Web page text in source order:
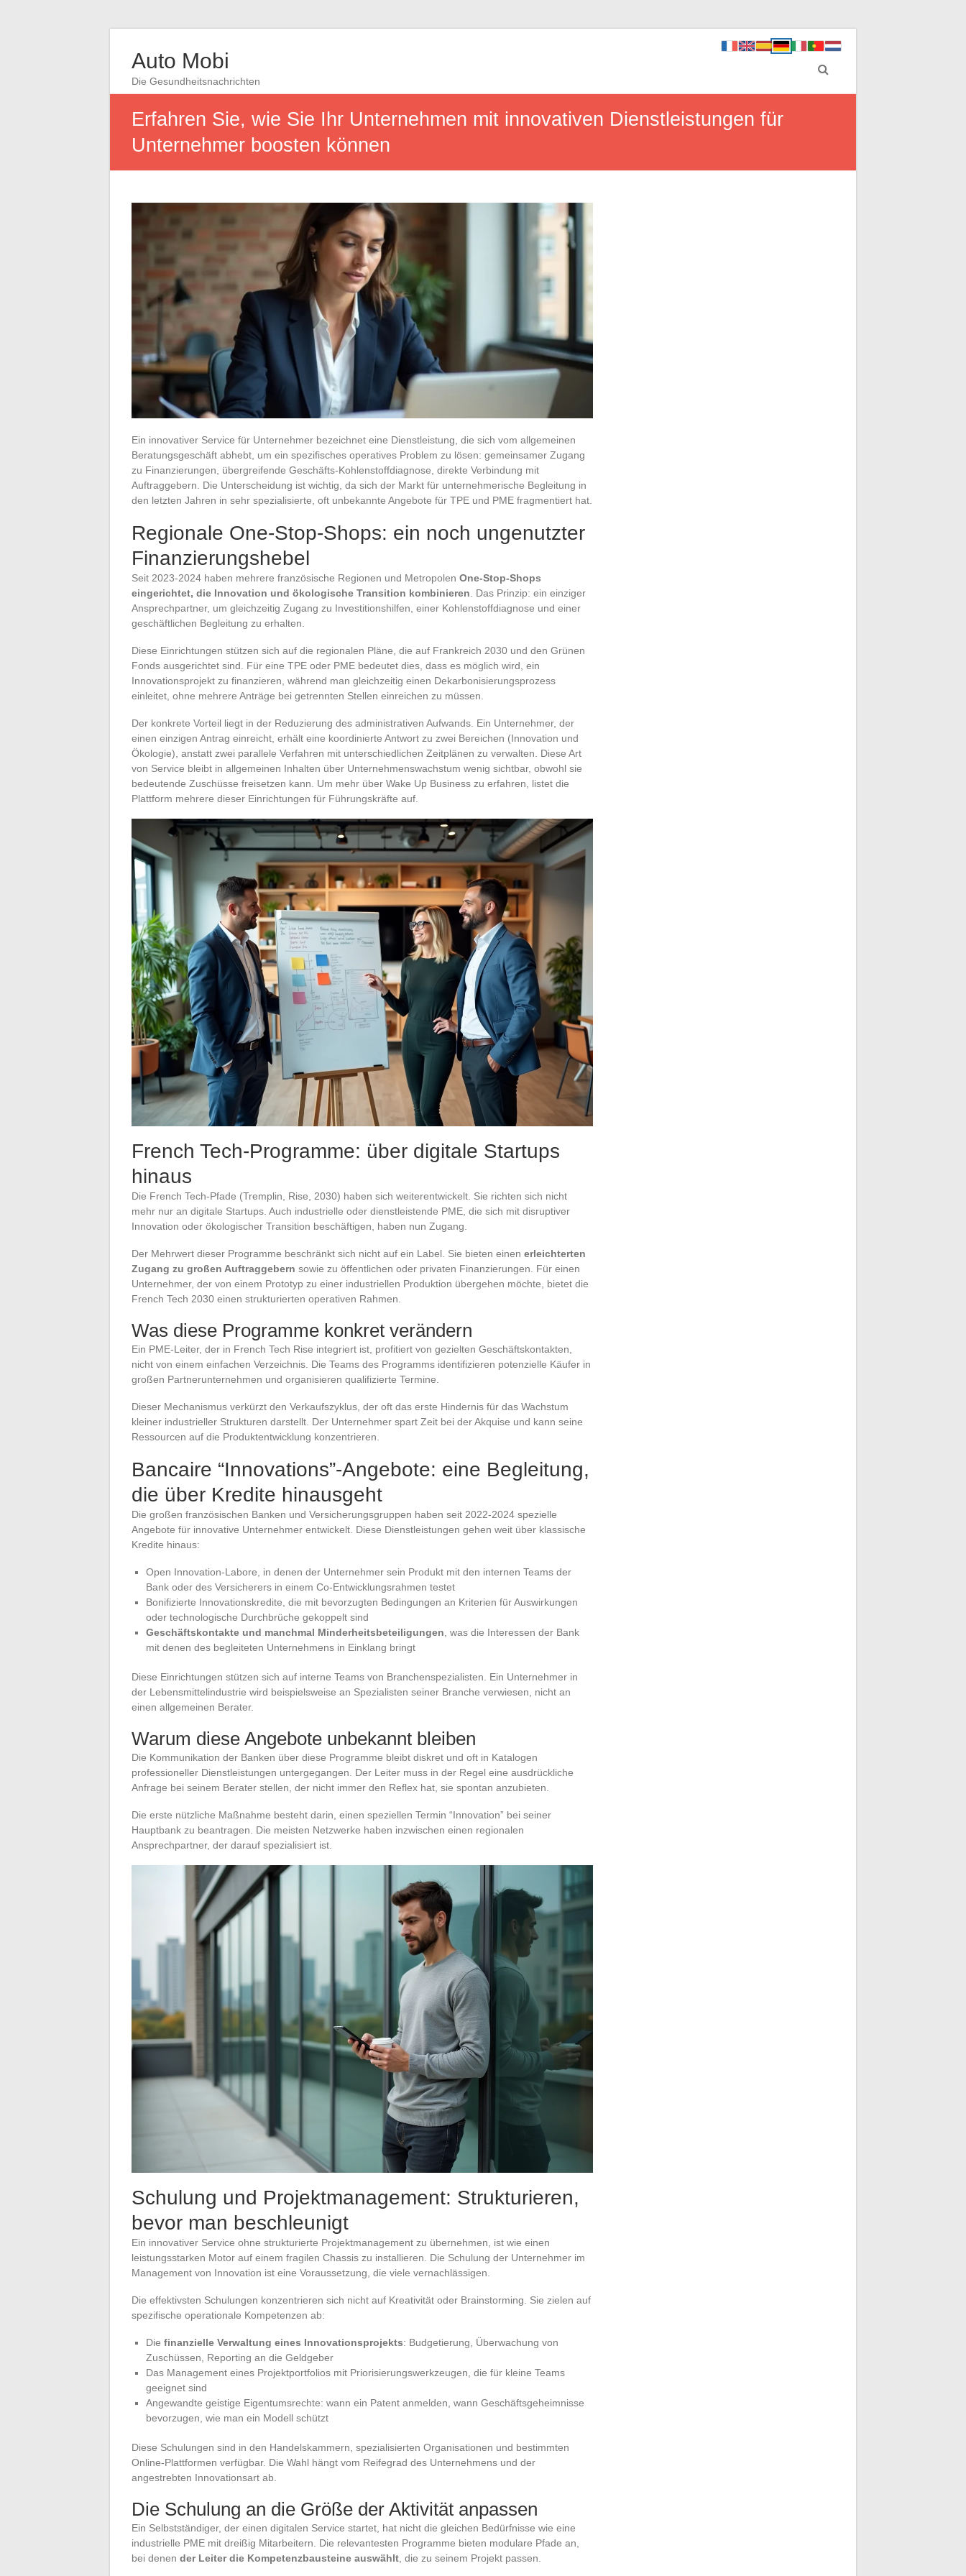
Auto Mobi
Die Gesundheitsnachrichten
Erfahren Sie, wie Sie Ihr Unternehmen mit innovativen Dienstleistungen für
Unternehmer boosten können
Ein innovativer Service für Unternehmer bezeichnet eine Dienstleistung, die sich vom allgemeinen
Beratungsgeschäft abhebt, um ein spezifisches operatives Problem zu lösen: gemeinsamer Zugang
zu Finanzierungen, übergreifende Geschäfts-Kohlenstoffdiagnose, direkte Verbindung mit
Auftraggebern. Die Unterscheidung ist wichtig, da sich der Markt für unternehmerische Begleitung in
den letzten Jahren in sehr spezialisierte, oft unbekannte Angebote für TPE und PME fragmentiert hat.
Regionale One-Stop-Shops: ein noch ungenutzter
Finanzierungshebel
Seit 2023-2024 haben mehrere französische Regionen und Metropolen One-Stop-Shops
eingerichtet, die Innovation und ökologische Transition kombinieren . Das Prinzip: ein einziger
Ansprechpartner, um gleichzeitig Zugang zu Investitionshilfen, einer Kohlenstoffdiagnose und einer
geschäftlichen Begleitung zu erhalten.
Diese Einrichtungen stützen sich auf die regionalen Pläne, die auf Frankreich 2030 und den Grünen
Fonds ausgerichtet sind. Für eine TPE oder PME bedeutet dies, dass es möglich wird, ein
Innovationsprojekt zu finanzieren, während man gleichzeitig einen Dekarbonisierungsprozess
einleitet, ohne mehrere Anträge bei getrennten Stellen einreichen zu müssen.
Der konkrete Vorteil liegt in der Reduzierung des administrativen Aufwands. Ein Unternehmer, der
einen einzigen Antrag einreicht, erhält eine koordinierte Antwort zu zwei Bereichen (Innovation und
Ökologie), anstatt zwei parallele Verfahren mit unterschiedlichen Zeitplänen zu verwalten. Diese Art
von Service bleibt in allgemeinen Inhalten über Unternehmenswachstum wenig sichtbar, obwohl sie
bedeutende Zuschüsse freisetzen kann. Um mehr über Wake Up Business zu erfahren, listet die
Plattform mehrere dieser Einrichtungen für Führungskräfte auf.
French Tech-Programme: über digitale Startups
hinaus
Die French Tech-Pfade (Tremplin, Rise, 2030) haben sich weiterentwickelt. Sie richten sich nicht
mehr nur an digitale Startups. Auch industrielle oder dienstleistende PME, die sich mit disruptiver
Innovation oder ökologischer Transition beschäftigen, haben nun Zugang.
Der Mehrwert dieser Programme beschränkt sich nicht auf ein Label. Sie bieten einen erleichterten
Zugang zu großen Auftraggebern sowie zu öffentlichen oder privaten Finanzierungen. Für einen
Unternehmer, der von einem Prototyp zu einer industriellen Produktion übergehen möchte, bietet die
French Tech 2030 einen strukturierten operativen Rahmen.
Was diese Programme konkret verändern
Ein PME-Leiter, der in French Tech Rise integriert ist, profitiert von gezielten Geschäftskontakten,
nicht von einem einfachen Verzeichnis. Die Teams des Programms identifizieren potenzielle Käufer in
großen Partnerunternehmen und organisieren qualifizierte Termine.
Dieser Mechanismus verkürzt den Verkaufszyklus, der oft das erste Hindernis für das Wachstum
kleiner industrieller Strukturen darstellt. Der Unternehmer spart Zeit bei der Akquise und kann seine
Ressourcen auf die Produktentwicklung konzentrieren.
Bancaire “Innovations”-Angebote: eine Begleitung,
die über Kredite hinausgeht
Die großen französischen Banken und Versicherungsgruppen haben seit 2022-2024 spezielle
Angebote für innovative Unternehmer entwickelt. Diese Dienstleistungen gehen weit über klassische
Kredite hinaus:
Open Innovation-Labore, in denen der Unternehmer sein Produkt mit den internen Teams der
Bank oder des Versicherers in einem Co-Entwicklungsrahmen testet
Bonifizierte Innovationskredite, die mit bevorzugten Bedingungen an Kriterien für Auswirkungen
oder technologische Durchbrüche gekoppelt sind
Geschäftskontakte und manchmal Minderheitsbeteiligungen , was die Interessen der Bank
mit denen des begleiteten Unternehmens in Einklang bringt
Diese Einrichtungen stützen sich auf interne Teams von Branchenspezialisten. Ein Unternehmer in
der Lebensmittelindustrie wird beispielsweise an Spezialisten seiner Branche verwiesen, nicht an
einen allgemeinen Berater.
Warum diese Angebote unbekannt bleiben
Die Kommunikation der Banken über diese Programme bleibt diskret und oft in Katalogen
professioneller Dienstleistungen untergegangen. Der Leiter muss in der Regel eine ausdrückliche
Anfrage bei seinem Berater stellen, der nicht immer den Reflex hat, sie spontan anzubieten.
Die erste nützliche Maßnahme besteht darin, einen speziellen Termin “Innovation” bei seiner
Hauptbank zu beantragen. Die meisten Netzwerke haben inzwischen einen regionalen
Ansprechpartner, der darauf spezialisiert ist.
Schulung und Projektmanagement: Strukturieren,
bevor man beschleunigt
Ein innovativer Service ohne strukturierte Projektmanagement zu übernehmen, ist wie einen
leistungsstarken Motor auf einem fragilen Chassis zu installieren. Die Schulung der Unternehmer im
Management von Innovation ist eine Voraussetzung, die viele vernachlässigen.
Die effektivsten Schulungen konzentrieren sich nicht auf Kreativität oder Brainstorming. Sie zielen auf
spezifische operationale Kompetenzen ab:
Die finanzielle Verwaltung eines Innovationsprojekts: Budgetierung, Überwachung von
Zuschüssen, Reporting an die Geldgeber
Das Management eines Projektportfolios mit Priorisierungswerkzeugen, die für kleine Teams
geeignet sind
Angewandte geistige Eigentumsrechte: wann ein Patent anmelden, wann Geschäftsgeheimnisse
bevorzugen, wie man ein Modell schützt
Diese Schulungen sind in den Handelskammern, spezialisierten Organisationen und bestimmten
Online-Plattformen verfügbar. Die Wahl hängt vom Reifegrad des Unternehmens und der
angestrebten Innovationsart ab.
Die Schulung an die Größe der Aktivität anpassen
Ein Selbstständiger, der einen digitalen Service startet, hat nicht die gleichen Bedürfnisse wie eine
industrielle PME mit dreißig Mitarbeitern. Die relevantesten Programme bieten modulare Pfade an,
bei denen der Leiter die Kompetenzbausteine auswählt , die zu seinem Projekt passen.